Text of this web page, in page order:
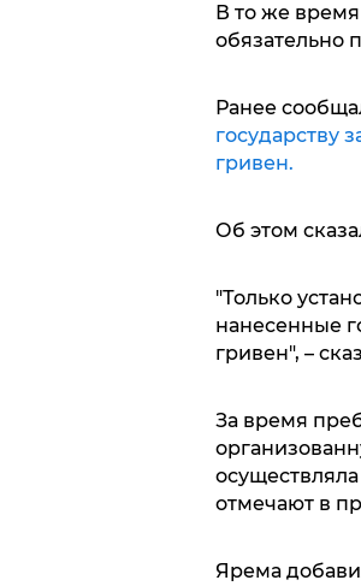
В то же
обязательно
Ранее
государству
гривен.
Об этом
"Только
нанесенные
гривен", –
За время
отмечают в
Ярема